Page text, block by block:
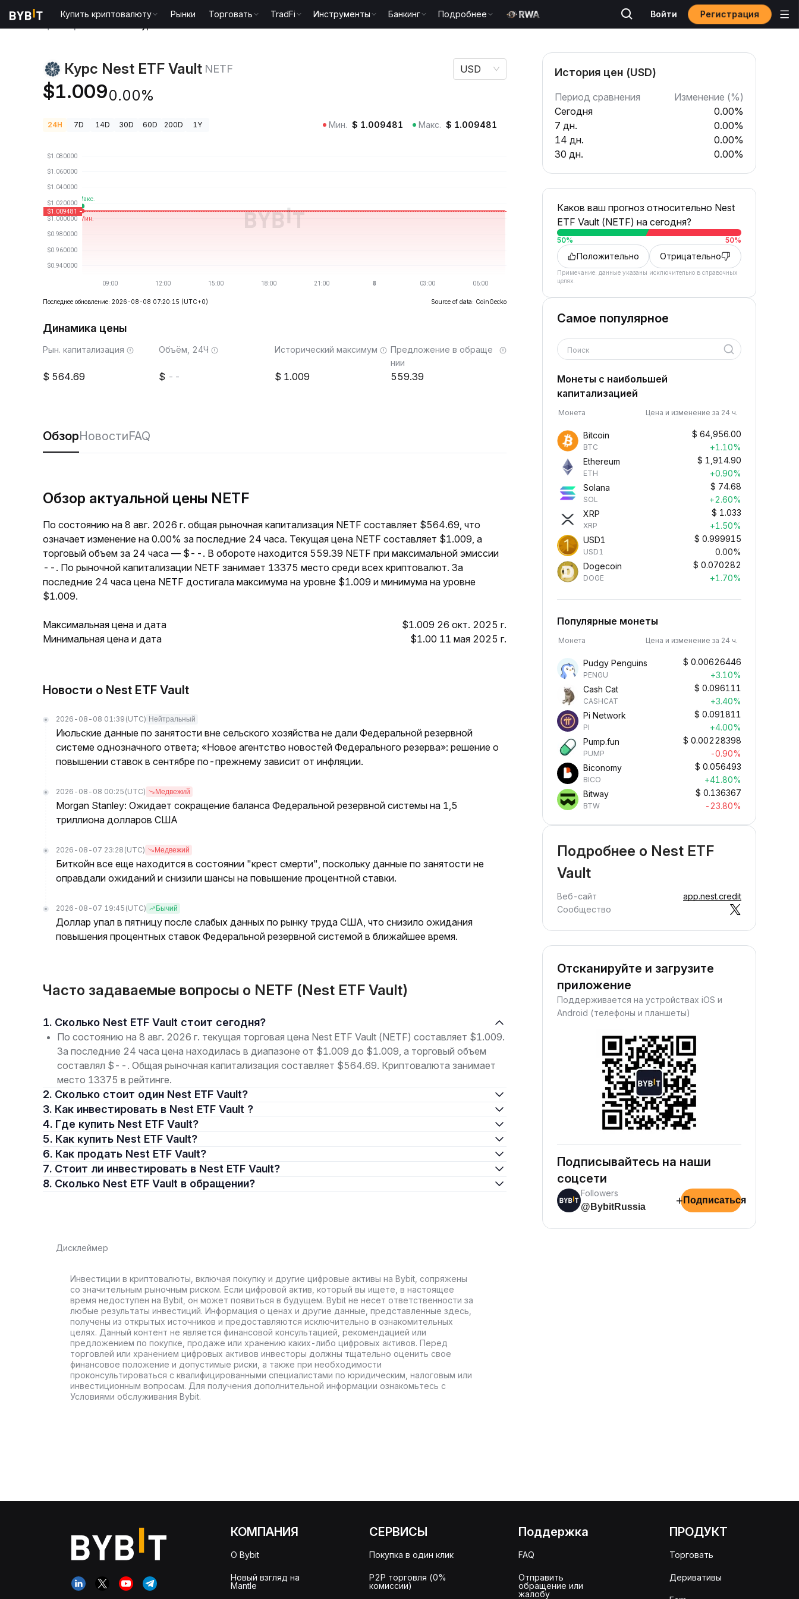
Купить криптовалюту Рынки Торговать TradFi Инструменты Банкинг Подробнее Войти Регистрация
Курс Nest ETF Vault NETF
$1.0090.00%
USD
24H 7D 14D 30D 60D 200D 1Y Мин. $ 1.009481 Макс. $ 1.009481
Последнее обновление: 2026-08-08 07:20:15 (UTC+0) Source of data: CoinGecko
Динамика цены
Рын. капитализация
564.69
Объём, 24Ч
--
Исторический максимум
1.009
Предложение в обраще
нии
559.39
ОбзорНовостиFAQ
Обзор актуальной цены NETF
По состоянию на 8 авг. 2026 г. общая рыночная капитализация NETF составляет $564.69, что
означает изменение на 0.00% за последние 24 часа. Текущая цена NETF составляет $1.009, а
торговый объем за 24 часа — $--. В обороте находится 559.39 NETF при максимальной эмиссии
--. По рыночной капитализации NETF занимает 13375 место среди всех криптовалют. За
последние 24 часа цена NETF достигала максимума на уровне $1.009 и минимума на уровне
$1.009.
Максимальная цена и дата
$1.009 26 окт. 2025 г.
Минимальная цена и дата
$1.00 11 мая 2025 г.
Новости о Nest ETF Vault
2026-08-08 01:39 (UTC) Нейтральный
Июльские данные по занятости вне сельского хозяйства не дали Федеральной резервной
системе однозначного ответа; «Новое агентство новостей Федерального резерва»: решение о
повышении ставок в сентябре по-прежнему зависит от инфляции.
2026-08-08 00:25 (UTC) Медвежий
Morgan Stanley: Ожидает сокращение баланса Федеральной резервной системы на 1,5
триллиона долларов США
2026-08-07 23:28 (UTC) Медвежий
Биткойн все еще находится в состоянии "крест смерти", поскольку данные по занятости не
оправдали ожиданий и снизили шансы на повышение процентной ставки.
2026-08-07 19:45 (UTC) Бычий
Доллар упал в пятницу после слабых данных по рынку труда США, что снизило ожидания
повышения процентных ставок Федеральной резервной системой в ближайшее время.
Часто задаваемые вопросы о NETF (Nest ETF Vault)
1. Сколько Nest ETF Vault стоит сегодня?
По состоянию на 8 авг. 2026 г. текущая торговая цена Nest ETF Vault (NETF) составляет $1.009.
За последние 24 часа цена находилась в диапазоне от $1.009 до $1.009, а торговый объем
составлял $--. Общая рыночная капитализация составляет $564.69. Криптовалюта занимает
место 13375 в рейтинге.
2. Сколько стоит один Nest ETF Vault?
3. Как инвестировать в Nest ETF Vault ?
4. Где купить Nest ETF Vault?
5. Как купить Nest ETF Vault?
6. Как продать Nest ETF Vault?
7. Стоит ли инвестировать в Nest ETF Vault?
8. Сколько Nest ETF Vault в обращении?
Дисклеймер
Инвестиции в криптовалюты, включая покупку и другие цифровые активы на Bybit, сопряжены
со значительным рыночным риском. Если цифровой актив, который вы ищете, в настоящее
время недоступен на Bybit, он может появиться в будущем. Bybit не несет ответственности за
любые результаты инвестиций. Информация о ценах и другие данные, представленные здесь,
получены из открытых источников и предоставляются исключительно в ознакомительных
целях. Данный контент не является финансовой консультацией, рекомендацией или
предложением по покупке, продаже или хранению каких-либо цифровых активов. Перед
торговлей или хранением цифровых активов инвесторы должны тщательно оценить свое
финансовое положение и допустимые риски, а также при необходимости
проконсультироваться с квалифицированными специалистами по юридическим, налоговым или
инвестиционным вопросам. Для получения дополнительной информации ознакомьтесь с
Условиями обслуживания Bybit.
История цен (USD)
Период сравнения
Изменение (%)
Сегодня
0.00%
7 дн.
0.00%
14 дн.
0.00%
30 дн.
0.00%
Каков ваш прогноз относительно Nest
ETF Vault (NETF) на сегодня?
50% 50%
Положительно Отрицательно
Примечание: данные указаны исключительно в справочных
целях.
Самое популярное
Поиск
Монеты с наибольшей
капитализацией
Монета Цена и изменение за 24 ч.
Bitcoin
BTC
$ 64,956.00
+1.10%
Ethereum
ETH
$ 1,914.90
+0.90%
Solana
SOL
$ 74.68
+2.60%
XRP
XRP
$ 1.033
+1.50%
USD1
USD1
$ 0.999915
0.00%
Dogecoin
DOGE
$ 0.070282
+1.70%
Популярные монеты
Монета Цена и изменение за 24 ч.
Pudgy Penguins
PENGU
$ 0.00626446
+3.10%
Cash Cat
CASHCAT
$ 0.096111
+3.40%
Pi Network
PI
$ 0.091811
+4.00%
Pump.fun
PUMP
$ 0.00228398
-0.90%
Biconomy
BICO
$ 0.056493
+41.80%
Bitway
BTW
$ 0.136367
-23.80%
Подробнее о Nest ETF
Vault
Веб-сайт
app.nest.credit
Сообщество
Отсканируйте и загрузите
приложение
Поддерживается на устройствах iOS и
Android (телефоны и планшеты)
Подписывайтесь на наши
соцсети
Followers
@BybitRussia
+ Подписаться
КОМПАНИЯ
О Bybit
Новый взгляд на
Mantle
СЕРВИСЫ
Покупка в один клик
P2P торговля (0%
комиссии)
Поддержка
FAQ
Отправить
обращение или
жалобу
ПРОДУКТ
Торговать
Деривативы